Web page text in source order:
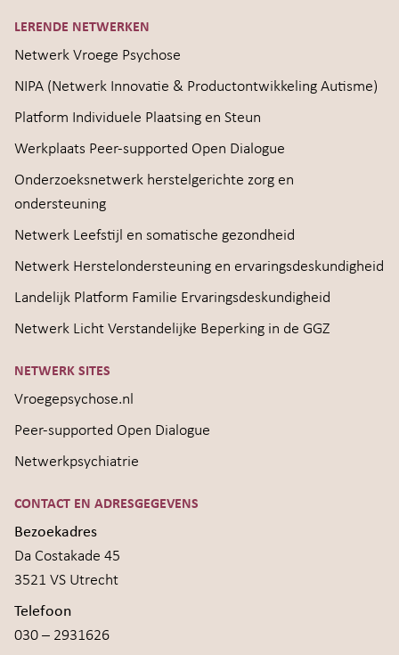
LERENDE NETWERKEN
Netwerk Vroege Psychose
NIPA (Netwerk Innovatie & Productontwikkeling Autisme)
Platform Individuele Plaatsing en Steun
Werkplaats Peer-supported Open Dialogue
Onderzoeksnetwerk herstelgerichte zorg en
ondersteuning
Netwerk Leefstijl en somatische gezondheid
Netwerk Herstelondersteuning en ervaringsdeskundigheid
Landelijk Platform Familie Ervaringsdeskundigheid
Netwerk Licht Verstandelijke Beperking in de GGZ
NETWERK SITES
Vroegepsychose.nl
Peer-supported Open Dialogue
Netwerkpsychiatrie
CONTACT EN ADRESGEGEVENS
Bezoekadres
Da Costakade 45
3521 VS Utrecht
Telefoon
030 – 2931626